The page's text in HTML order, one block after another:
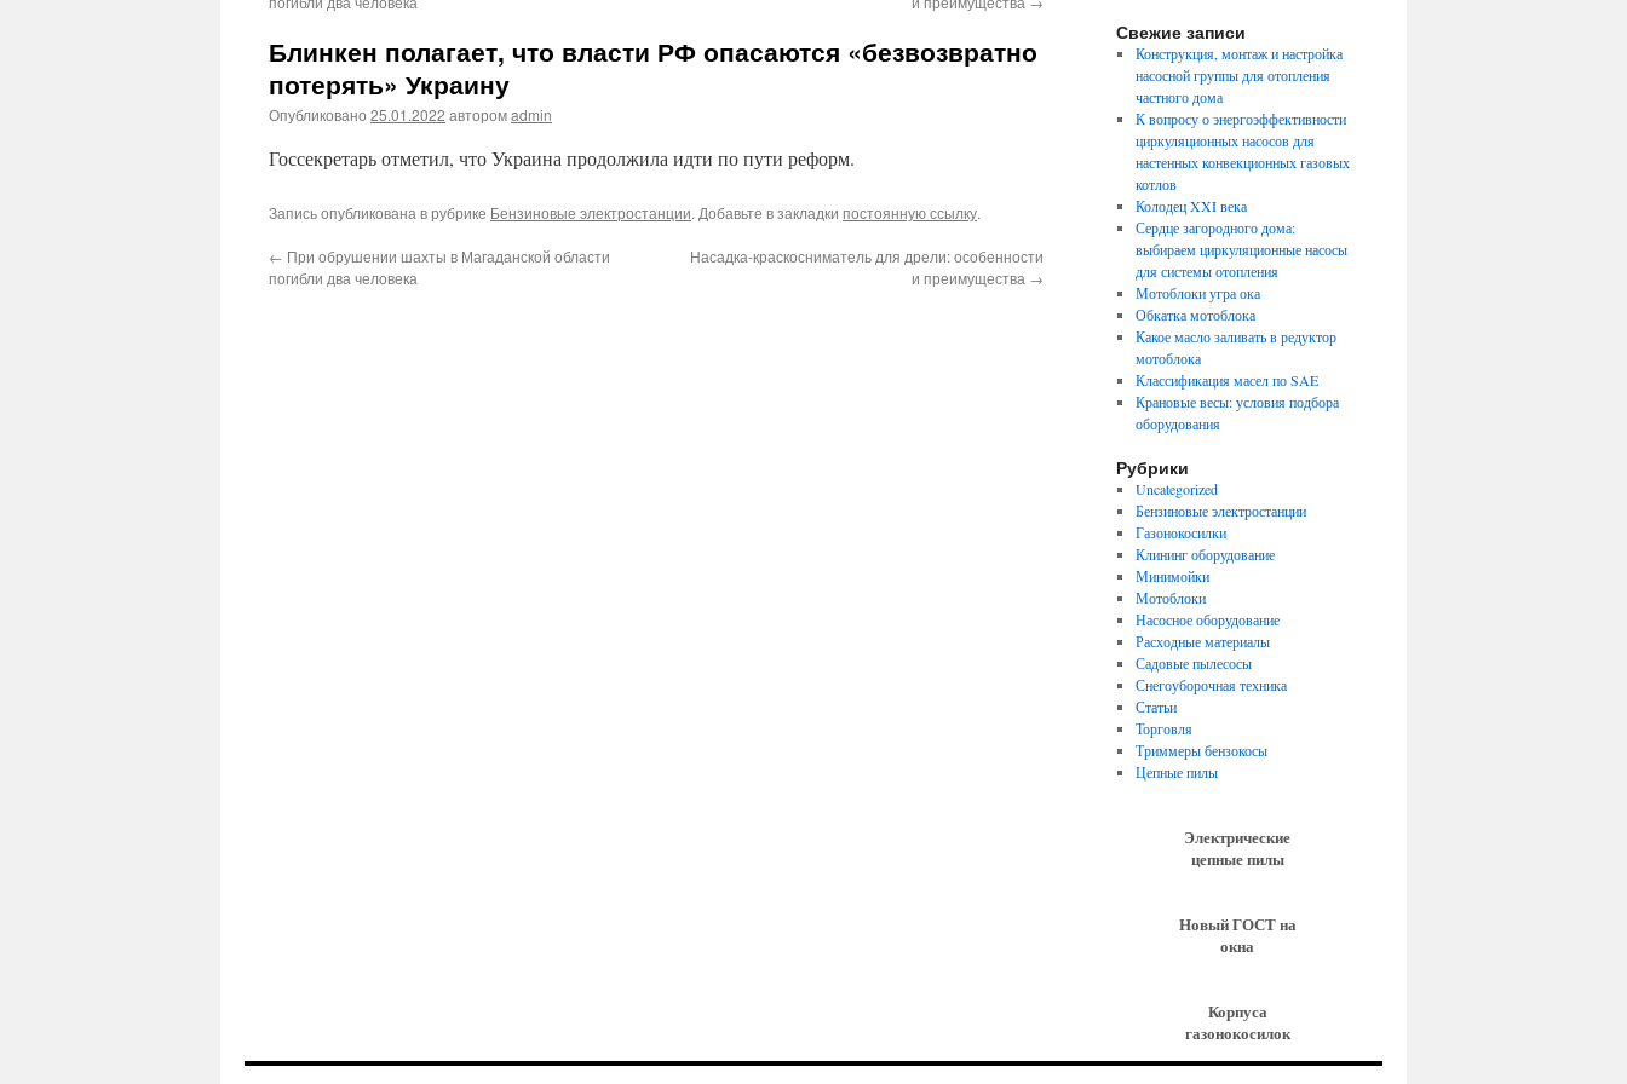
Блинкен полагает, что власти РФ опасаются «безвозвратно
потерять» Украину
Опубликовано 25.01.2022 авторомadmin
Госсекретарь отметил, что Украина продолжила идти по пути реформ.
Запись опубликована в рубрике Бензиновые электростанции. Добавьте в закладки постоянную ссылку.
← При обрушении шахты в Магаданской области
погибли два человека
Насадка-краскосниматель для дрели: особенности
и преимущества →
Свежие записи
Конструкция, монтаж и настройка
насосной группы для отопления
частного дома
К вопросу о энергоэффективности
циркуляционных насосов для
настенных конвекционных газовых
котлов
Колодец XXI века
Сердце загородного дома:
выбираем циркуляционные насосы
для системы отопления
Мотоблоки угра ока
Обкатка мотоблока
Какое масло заливать в редуктор
мотоблока
Классификация масел по SAE
Крановые весы: условия подбора
оборудования
Рубрики
Uncategorized
Бензиновые электростанции
Газонокосилки
Клининг оборудование
Минимойки
Мотоблоки
Насосное оборудование
Расходные материалы
Садовые пылесосы
Снегоуборочная техника
Статьи
Торговля
Триммеры бензокосы
Цепные пилы
Электрические
цепные пилы
Новый ГОСТ на
окна
Корпуса
газонокосилок